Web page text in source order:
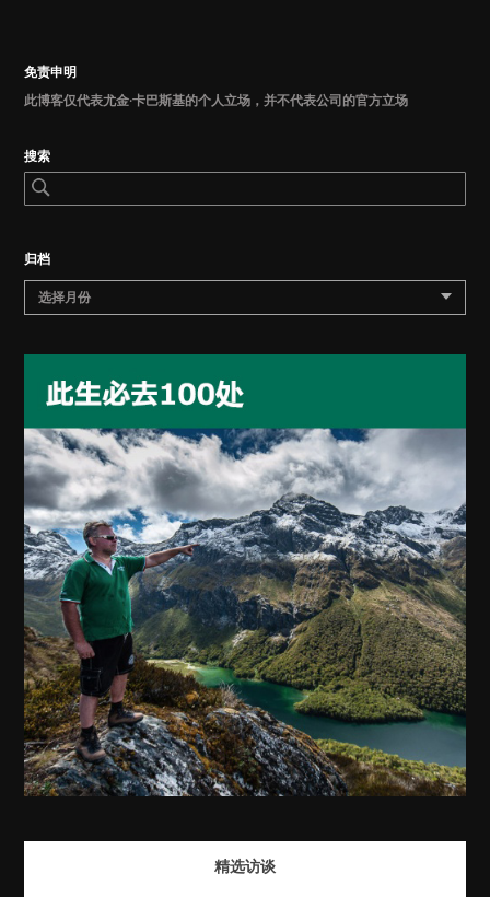
免责申明
此博客仅代表尤金·卡巴斯基的个人立场，并不代表公司的官方立场
搜索
归档
选择月份
精选访谈